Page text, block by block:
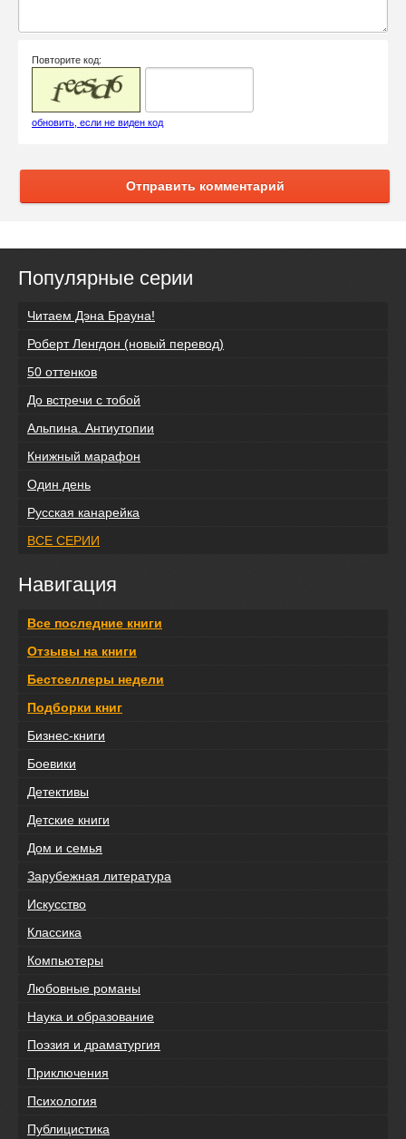
Повторите код:
обновить, если не виден код
Отправить комментарий
Популярные серии
Читаем Дэна Брауна!
Роберт Ленгдон (новый перевод)
50 оттенков
До встречи с тобой
Альпина. Антиутопии
Книжный марафон
Один день
Русская канарейка
ВСЕ СЕРИИ
Навигация
Все последние книги
Отзывы на книги
Бестселлеры недели
Подборки книг
Бизнес-книги
Боевики
Детективы
Детские книги
Дом и семья
Зарубежная литература
Искусство
Классика
Компьютеры
Любовные романы
Наука и образование
Поэзия и драматургия
Приключения
Психология
Публицистика